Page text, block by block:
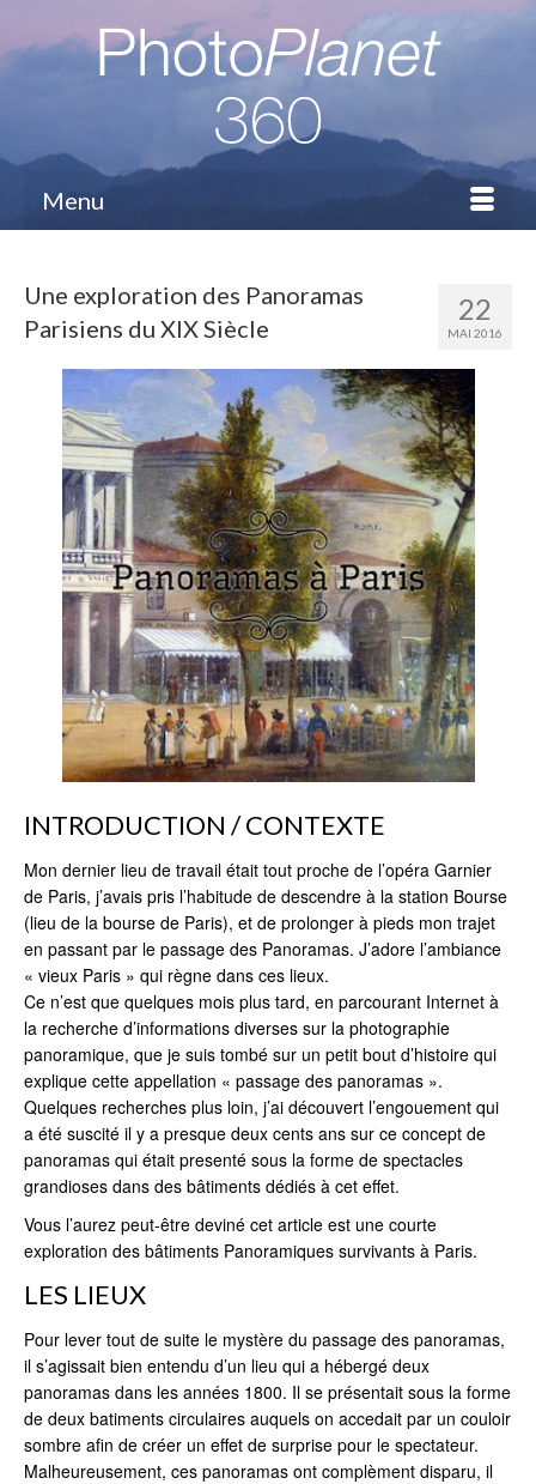
Menu
22
MAI 2016
Une exploration des Panoramas
Parisiens du XIX Siècle
INTRODUCTION / CONTEXTE
Mon dernier lieu de travail était tout proche de l’opéra Garnier
de Paris, j’avais pris l’habitude de descendre à la station Bourse
(lieu de la bourse de Paris), et de prolonger à pieds mon trajet
en passant par le passage des Panoramas. J’adore l’ambiance
« vieux Paris » qui règne dans ces lieux.
Ce n’est que quelques mois plus tard, en parcourant Internet à
la recherche d’informations diverses sur la photographie
panoramique, que je suis tombé sur un petit bout d’histoire qui
explique cette appellation « passage des panoramas ».
Quelques recherches plus loin, j’ai découvert l’engouement qui
a été suscité il y a presque deux cents ans sur ce concept de
panoramas qui était presenté sous la forme de spectacles
grandioses dans des bâtiments dédiés à cet effet.
Vous l’aurez peut-être deviné cet article est une courte
exploration des bâtiments Panoramiques survivants à Paris.
LES LIEUX
Pour lever tout de suite le mystère du passage des panoramas,
il s’agissait bien entendu d’un lieu qui a hébergé deux
panoramas dans les années 1800. Il se présentait sous la forme
de deux batiments circulaires auquels on accedait par un couloir
sombre afin de créer un effet de surprise pour le spectateur.
Malheureusement, ces panoramas ont complèment disparu, il